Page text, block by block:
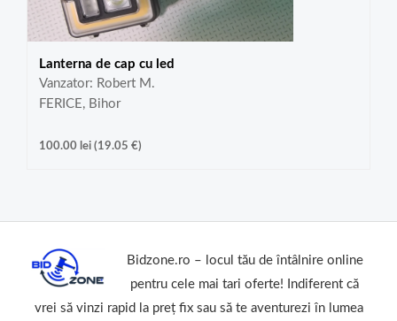
Lanterna de cap cu led
Vanzator: Robert M.
FERICE, Bihor
100.00 lei(19.05 €)
Bidzone.ro – locul tău de întâlnire online
pentru cele mai tari oferte! Indiferent că
vrei să vinzi rapid la preț fix sau să te aventurezi în lumea